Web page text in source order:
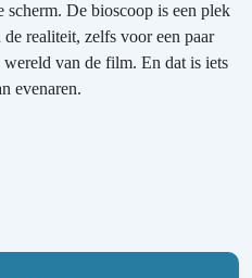
De bioscoop is een plek
realiteit, zelfs voor een paar
van de film. En dat is iets
evenaren.